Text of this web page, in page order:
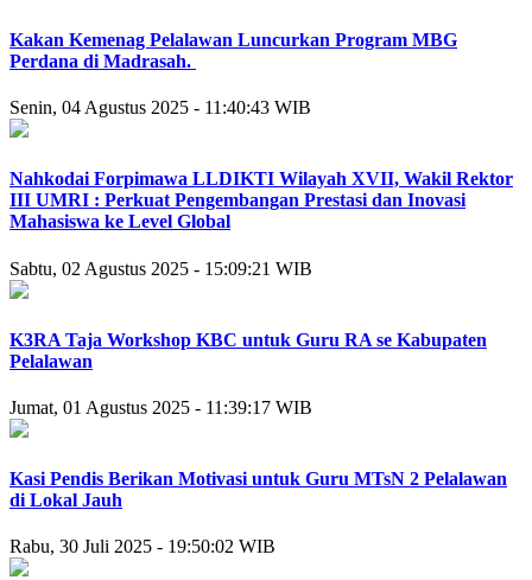
Kakan Kemenag Pelalawan Luncurkan Program MBG
Perdana di Madrasah.
Senin, 04 Agustus 2025 - 11:40:43 WIB
Nahkodai Forpimawa LLDIKTI Wilayah XVII, Wakil Rektor
III UMRI : Perkuat Pengembangan Prestasi dan Inovasi
Mahasiswa ke Level Global
Sabtu, 02 Agustus 2025 - 15:09:21 WIB
K3RA Taja Workshop KBC untuk Guru RA se Kabupaten
Pelalawan
Jumat, 01 Agustus 2025 - 11:39:17 WIB
Kasi Pendis Berikan Motivasi untuk Guru MTsN 2 Pelalawan
di Lokal Jauh
Rabu, 30 Juli 2025 - 19:50:02 WIB